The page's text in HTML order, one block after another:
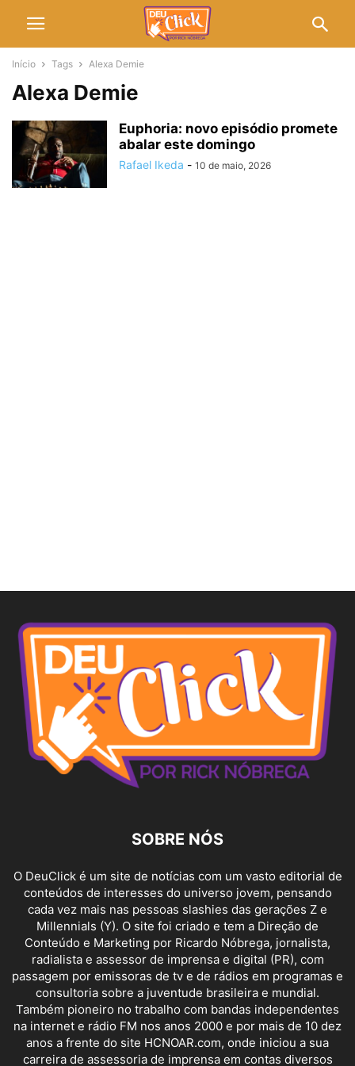
Início Tags Alexa Demie
Alexa Demie
Euphoria: novo episódio promete
abalar este domingo
Rafael Ikeda - 10 de maio, 2026
SOBRE NÓS
O DeuClick é um site de notícias com um vasto editorial de
conteúdos de interesses do universo jovem, pensando
cada vez mais nas pessoas slashies das gerações Z e
Millennials (Y). O site foi criado e tem a Direção de
Conteúdo e Marketing por Ricardo Nóbrega, jornalista,
radialista e assessor de imprensa e digital (PR), com
passagem por emissoras de tv e de rádios em programas e
consultoria sobre a juventude brasileira e mundial.
Também pioneiro no trabalho com bandas independentes
na internet e rádio FM nos anos 2000 e por mais de 10 dez
anos a frente do site HCNOAR.com, onde iniciou a sua
carreira de assessoria de imprensa em contas diversos